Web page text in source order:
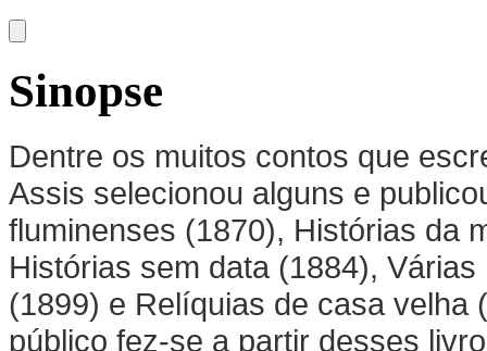
Sinopse
Dentre os muitos contos que
Assis selecionou alguns e
fluminenses (1870), Histórias da
Histórias sem data (1884),
(1899) e Relíquias de casa velha
público fez-se a partir desses